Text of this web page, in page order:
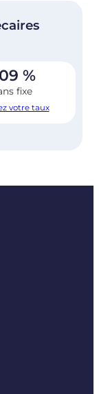
%
fixe
votre taux